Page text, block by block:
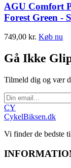
AGU Comfort
Forest Green -
749,00 kr. Køb nu
Gå Ikke
Tilmeld dig og vær
CY
CykelBiksen.dk
Vi finder de bedste